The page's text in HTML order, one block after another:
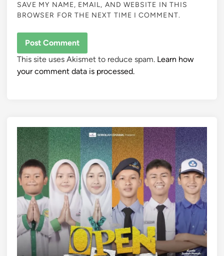
SAVE MY NAME, EMAIL, AND WEBSITE IN THIS
BROWSER FOR THE NEXT TIME I COMMENT.
This site uses Akismet to reduce spam. Learn how
your comment data is processed.